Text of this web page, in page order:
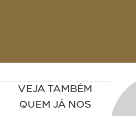
VEJA TAMBÉM
QUEM JÁ NOS